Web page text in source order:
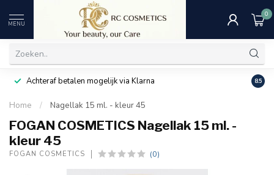
MENU
0
Achteraf betalen mogelijk via Klarna 8.5
Home / Nagellak 15 ml. - kleur 45
FOGAN COSMETICS Nagellak 15 ml. -
kleur 45
FOGAN COSMETICS (0)